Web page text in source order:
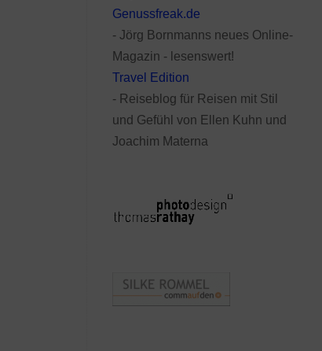
Genussfreak.de
- Jörg Bornmanns neues Online-
Magazin - lesenswert!
Travel Edition
- Reiseblog für Reisen mit Stil
und Gefühl von Ellen Kuhn und
Joachim Materna